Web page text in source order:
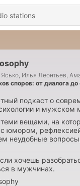
Илья Леонтьев,
споров: от диалога
подкаст о
и мужском
вещами, на
с юмором,
неудобные
хочешь
в мужчинах.